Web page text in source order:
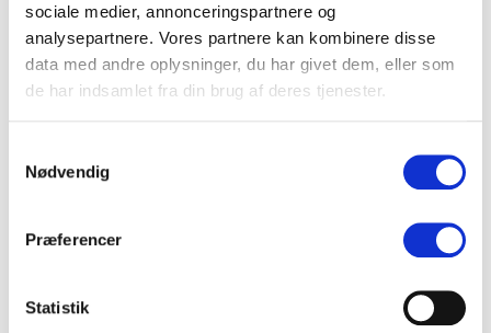
sociale medier, annonceringspartnere og
analysepartnere. Vores partnere kan kombinere disse
data med andre oplysninger, du har givet dem, eller som
de har indsamlet fra din brug af deres tjenester.
Nødvendig
Præferencer
Statistik
Konkurrence- og Forbrugerstyrelsens mantra, der skal sikre høj kvalitet og